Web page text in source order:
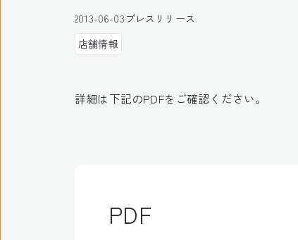
2013-06-03プレスリリース
店舗情報
詳細は下記のPDFをご確認ください。
PDF